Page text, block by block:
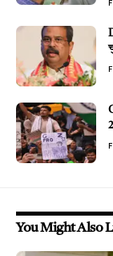
You Might Also